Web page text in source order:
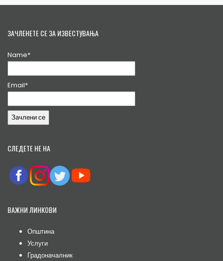
ЗАЧЛЕНЕТЕ СЕ ЗА ИЗВЕСТУВАЊА
Name*
Email*
СЛЕДЕТЕ НЕ НА
ВАЖНИ ЛИНКОВИ
Општина
Услуги
Градоначалник